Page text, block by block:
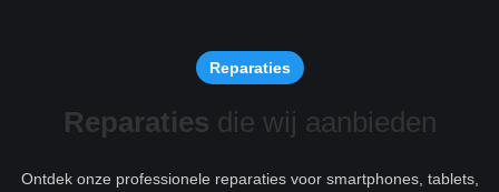
Reparaties
Reparaties die wij aanbieden
Ontdek onze professionele reparaties voor smartphones, tablets,